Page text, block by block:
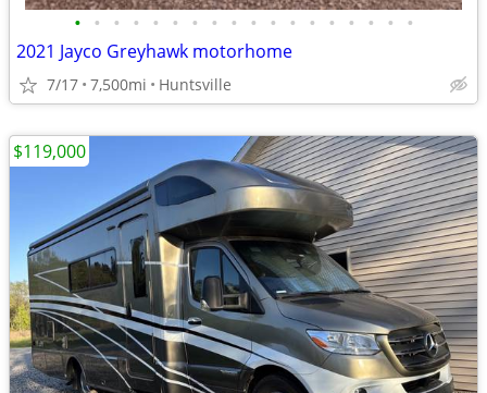
• • • • • • • • • • • • • • • • • •
2021 Jayco Greyhawk motorhome
7/17 7,500mi Huntsville
$119,000